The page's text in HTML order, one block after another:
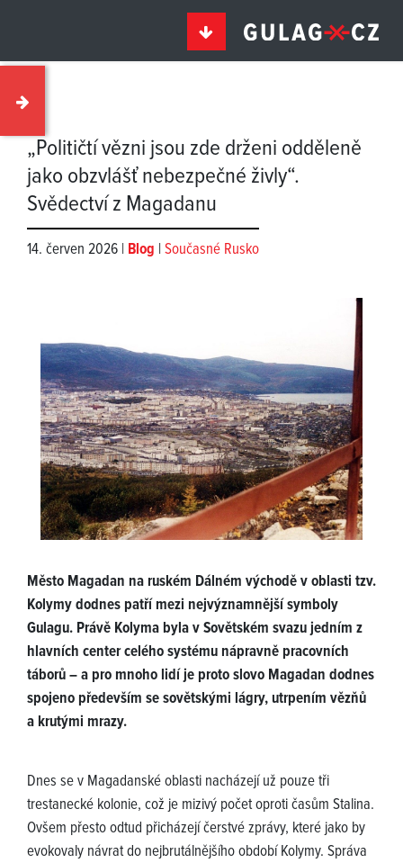
„Političtí vězni jsou zde drženi odděleně
jako obzvlášť nebezpečné živly“.
Svědectví z Magadanu
14. červen 2026 | Blog | Současné Rusko
Město Magadan na ruském Dálném východě v oblasti tzv.
Kolymy dodnes patří mezi nejvýznamnější symboly
Gulagu. Právě Kolyma byla v Sovětském svazu jedním z
hlavních center celého systému nápravně pracovních
táborů – a pro mnoho lidí je proto slovo Magadan dodnes
spojeno především se sovětskými lágry, utrpením vězňů
a krutými mrazy.
Dnes se v Magadanské oblasti nacházejí už pouze tři
trestanecké kolonie, což je mizivý počet oproti časům Stalina.
Ovšem přesto odtud přicházejí čerstvé zprávy, které jako by
evokovaly návrat do nejbrutálnějšího období Kolymy. Správa